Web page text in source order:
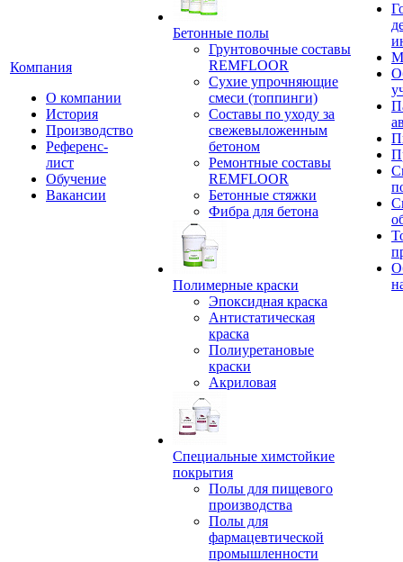
Компания
О компании
История
Производство
Референс-
лист
Обучение
Вакансии
Бетонные полы
Грунтовочные составы
REMFLOOR
Сухие упрочняющие
смеси (топпинги)
Составы по уходу за
свежевыложенным
бетоном
Ремонтные составы
REMFLOOR
Бетонные стяжки
Фибра для бетона
Полимерные краски
Эпоксидная краска
Антистатическая
краска
Полиуретановые
краски
Акриловая
Специальные химстойкие
покрытия
Полы для пищевого
производства
Полы для
фармацевтической
промышленности